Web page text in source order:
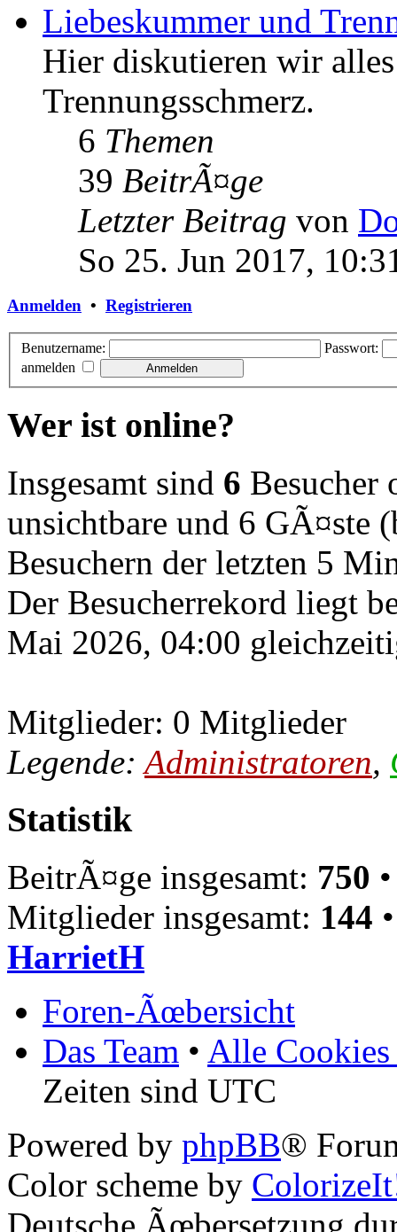
Liebeskummer und
Hier diskutieren wir
Trennungsschmerz.
6 Themen
39 BeitrÃ¤ge
Letzter Beitrag von
So 25. Jun 2017,
Anmelden • Registrieren
Benutzername:
Passwort:
anmelden
Wer ist online?
Insgesamt sind 6 Besucher
unsichtbare und 6 GÃ¤ste
Besuchern der letzten 5
Der Besucherrekord liegt
Mai 2026, 04:00
Mitglieder: 0 Mitglieder
Legende:Administratoren,
Statistik
BeitrÃ¤ge insgesamt: 750
Mitglieder insgesamt: 144
HarrietH
Foren-Ãœbersicht
Das Team • Alle Cookies
Zeiten sind UTC
Powered by phpBB®
Color scheme by
Deutsche Ãœbersetzung